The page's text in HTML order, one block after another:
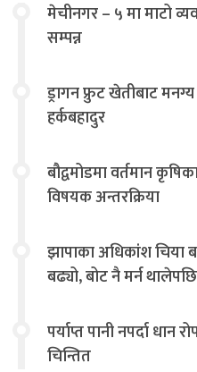
मेचीनगर – ५ मा माटो
सम्पन्न
ड्रागन फ्रुट खेतीबाट
हर्कबहादुर
बौद्वमोडमा वर्तमान कृषिका समस्या र समाधान
विषयक अन्तरक्रिया
झापाका अधिकांश चिया
बढ्यो, बोट नै मर्न
पर्याप्त पानी नपर्दा धान
चिन्तित